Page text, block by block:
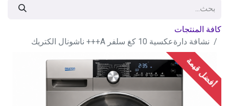
كافة المنتجات
نشافة دارةعكسية 10 كغ سلفر A+++ ناشونال الكتريك
أفضل قيمة